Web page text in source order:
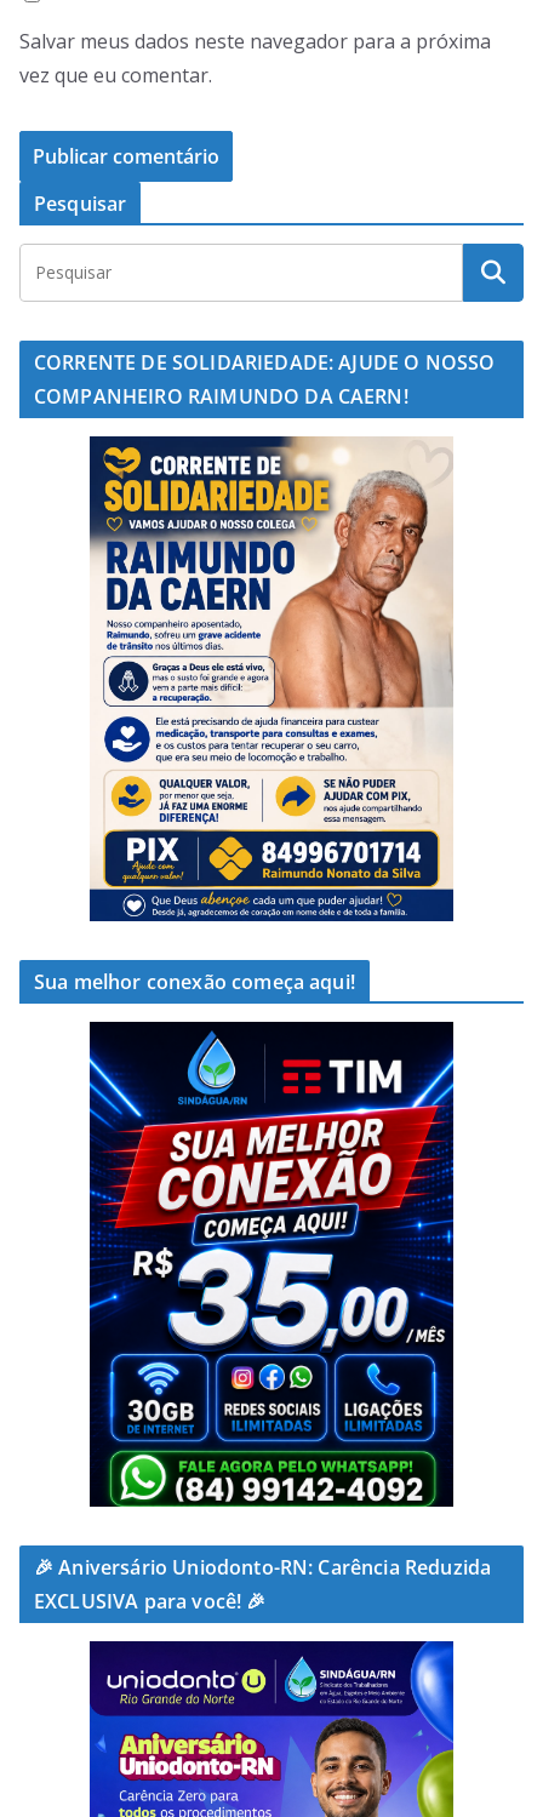
Salvar meus dados neste navegador para a próxima
vez que eu comentar.
Pesquisar
CORRENTE DE SOLIDARIEDADE: AJUDE O NOSSO
COMPANHEIRO RAIMUNDO DA CAERN!
Sua melhor conexão começa aqui!
🎉 Aniversário Uniodonto-RN: Carência Reduzida
EXCLUSIVA para você! 🎉